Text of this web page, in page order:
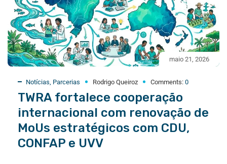
maio 21, 2026
Notícias Parcerias Rodrigo Queiroz Comments: 0
TWRA fortalece cooperação
internacional com renovação de
MoUs estratégicos com CDU,
CONFAP e UVV